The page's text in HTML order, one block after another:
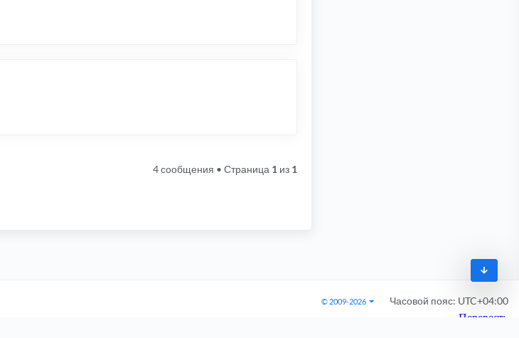
4 сообщения • Страница 1 из 1
© 2009-2026 Часовой пояс: UTC+04:00